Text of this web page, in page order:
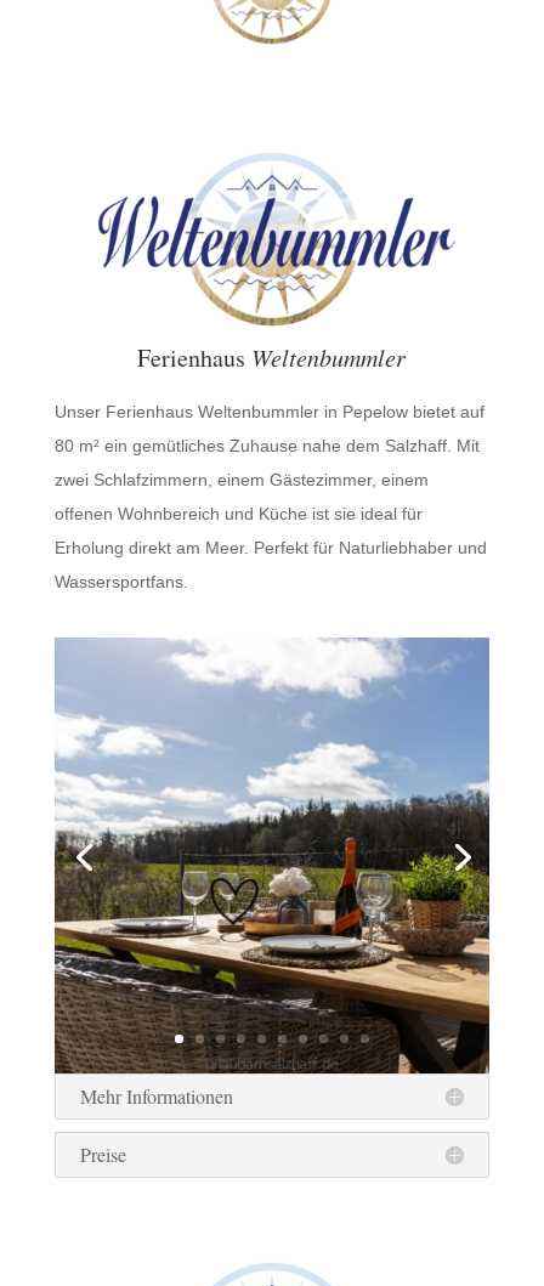
Ferienhaus Weltenbummler
Unser Ferienhaus Weltenbummler in Pepelow bietet auf
80 m² ein gemütliches Zuhause nahe dem Salzhaff. Mit
zwei Schlafzimmern, einem Gästezimmer, einem
offenen Wohnbereich und Küche ist sie ideal für
Erholung direkt am Meer. Perfekt für Naturliebhaber und
Wassersportfans.
Mehr Informationen
Preise